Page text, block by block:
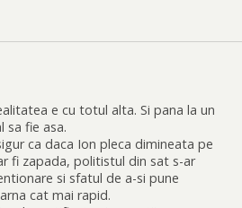
e cu totul alta. Si pana la un
sa fie asa.
ca daca Ion pleca dimineata pe
fi zapada, politistul din sat s-ar
si sfatul de a-si pune
cat mai rapid.